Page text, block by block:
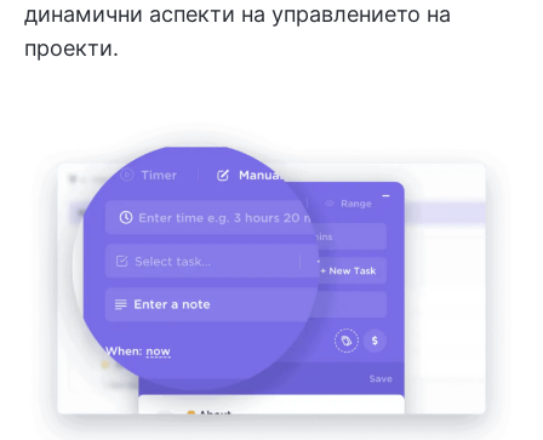
динамични аспекти на управлението на
проекти.